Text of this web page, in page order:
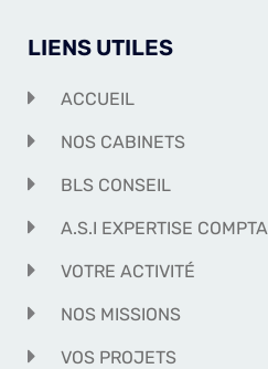
LIENS UTILES
ACCUEIL
NOS CABINETS
BLS CONSEIL
A.S.I EXPERTISE
VOTRE ACTIVITÉ
NOS MISSIONS
VOS PROJETS